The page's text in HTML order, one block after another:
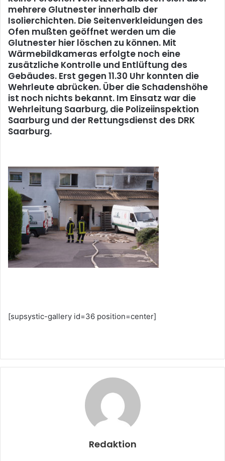
mehrere Glutnester innerhalb der
Isolierchichten. Die Seitenverkleidungen des
Ofen mußten geöffnet werden um die
Glutnester hier löschen zu können. Mit
Wärmebildkameras erfolgte noch eine
zusätzliche Kontrolle und Entlüftung des
Gebäudes. Erst gegen 11.30 Uhr konnten die
Wehrleute abrücken. Über die Schadenshöhe
ist noch nichts bekannt. Im Einsatz war die
Wehrleitung Saarburg, die Polizeiinspektion
Saarburg und der Rettungsdienst des DRK
Saarburg.
[supsystic-gallery id=36 position=center]
Redaktion